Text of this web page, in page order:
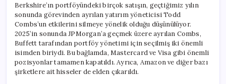
Berkshire’ın portföyündeki birçok satışın, geçtiğimiz yılın
sonunda görevinden ayrılan yatırım yöneticisi Todd
Combs’un etkilerini silmeye yönelik olduğu düşünülüyor.
2025’in sonunda JPMorgan’a geçmek üzere ayrılan Combs,
Buffett tarafından portföy yönetimi için seçilmiş iki önemli
isimden biriydi. Bu bağlamda, Mastercard ve Visa gibi önemli
pozisyonlar tamamen kapatıldı. Ayrıca, Amazon ve diğer bazı
şirketlere ait hisseler de elden çıkarıldı.